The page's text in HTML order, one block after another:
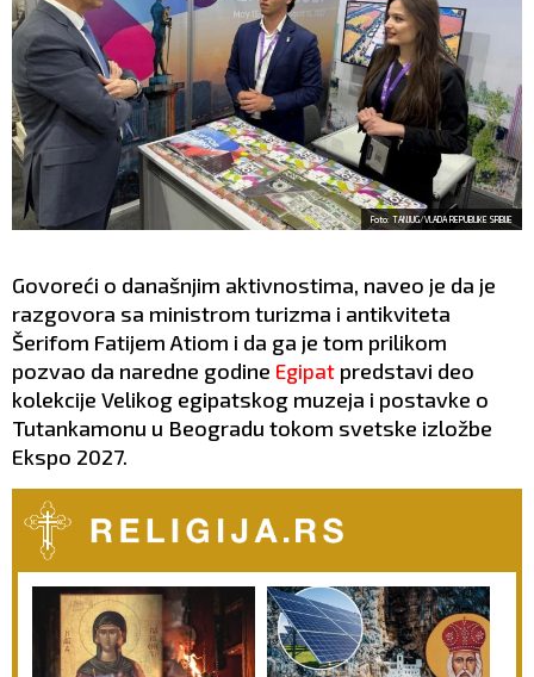
Foto: TANJUG/VLADA REPUBLIKE SRBIJE
Govoreći o današnjim aktivnostima, naveo je da je
razgovora sa ministrom turizma i antikviteta
Šerifom Fatijem Atiom i da ga je tom prilikom
pozvao da naredne godine Egipat predstavi deo
kolekcije Velikog egipatskog muzeja i postavke o
Tutankamonu u Beogradu tokom svetske izložbe
Ekspo 2027.